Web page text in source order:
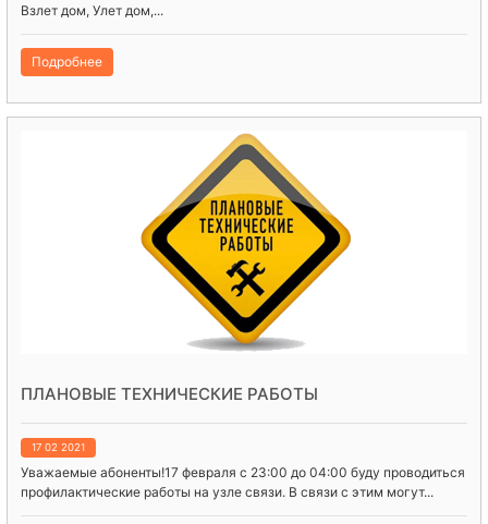
Взлет дом, Улет дом,...
Подробнее
ПЛАНОВЫЕ ТЕХНИЧЕСКИЕ РАБОТЫ
17 02 2021
Уважаемые абоненты!17 февраля с 23:00 до 04:00 буду проводиться
профилактические работы на узле связи. В связи с этим могут...